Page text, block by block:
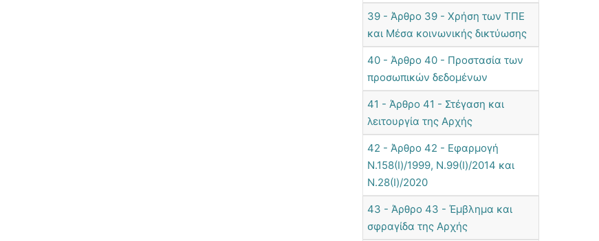
39 - Άρθρο 39 - Χρήση των ΤΠΕ
και Μέσα κοινωνικής δικτύωσης
40 - Άρθρο 40 - Προστασία των
προσωπικών δεδομένων
41 - Άρθρο 41 - Στέγαση και
λειτουργία της Αρχής
42 - Άρθρο 42 - Εφαρμογή
Ν.158(I)/1999, Ν.99(I)/2014 και
Ν.28(Ι)/2020
43 - Άρθρο 43 - Έμβλημα και
σφραγίδα της Αρχής